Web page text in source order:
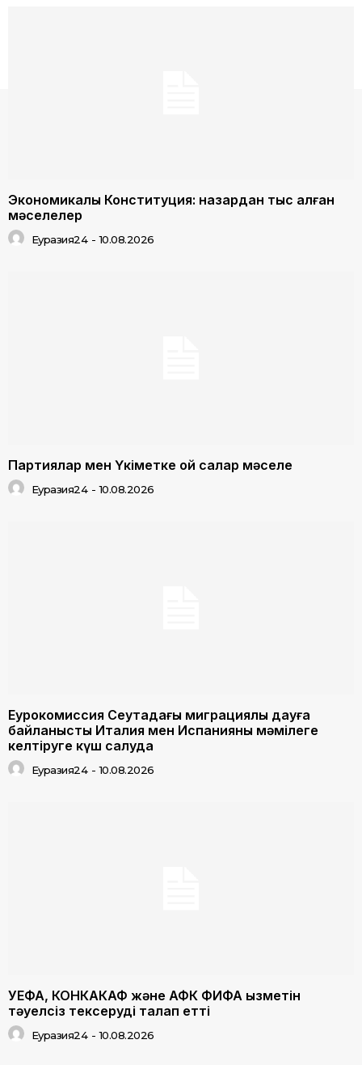
Экономикалық Конституция: назардан тыс қалған
мәселелер
Еуразия24 - 10.08.2026
Партиялар мен Үкіметке ой салар мәселе
Еуразия24 - 10.08.2026
Еурокомиссия Сеутадағы миграциялық дауға
байланысты Италия мен Испанияны мәмілеге
келтіруге күш салуда
Еуразия24 - 10.08.2026
УЕФА, КОНКАКАФ және АФК ФИФА қызметін
тәуелсіз тексеруді талап етті
Еуразия24 - 10.08.2026